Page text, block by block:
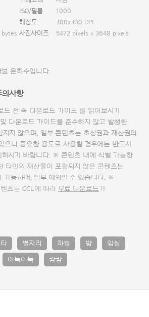
ISO/필름
1000
해상도
300x300 DPI
사진사이즈 5472 pixels x 3648 pixels
은하수입니다.
의사항
드 전 꼭 다운로드 가이드 를 읽어보시기
다운로드 가이드를 준수하지 않고 발생한
지 않으며, 일부 콘텐츠는 초상권과 재산권의
으니 중요한 용도로 사용할 경우에는 반드시
하시기 바랍니다. ※ 콘텐츠 내에 식별 가능한
타인의 재산물이 포함되지 않은 콘텐츠는
가능하며, 일부 예외일 수 있습니다. ※
츠는 CCL에 따라 무료 다운로드가
별자리 하늘 밤 임실
어둑어둑 캄캄